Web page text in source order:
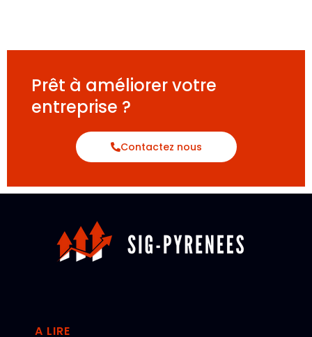
Prêt à améliorer votre
entreprise ?
Contactez nous
A LIRE